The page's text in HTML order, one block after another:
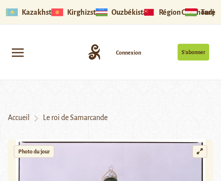
Kazakhstan Kirghizstan Ouzbékistan Région Ouïghoure
S’abonner
Connexion
Accueil Le roi de Samarcande
Photo du jour